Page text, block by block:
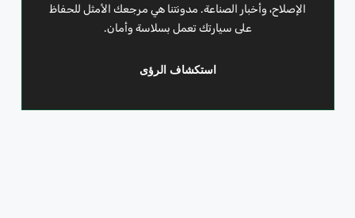
الإصلاح، وأخبار الصناعة. مدونتنا هي مرجعك الأمثل للحفاظ
على سيارتك تعمل بسلاسة وأمان.
استكشاف الرؤى